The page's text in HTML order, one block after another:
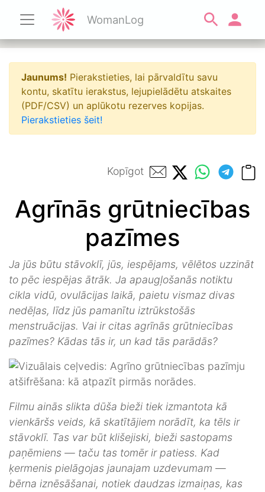
WomanLog
Jaunums! Pierakstieties, lai pārvaldītu savu
kontu, skatītu ierakstus, lejupielādētu atskaites
(PDF/CSV) un aplūkotu rezerves kopijas.
Pierakstieties šeit!
Kopīgot
Agrīnās grūtniecības
pazīmes
Ja jūs būtu stāvoklī, jūs, iespējams, vēlētos uzzināt
to pēc iespējas ātrāk. Ja apaugļošanās notiktu
cikla vidū, ovulācijas laikā, paietu vismaz divas
nedēļas, līdz jūs pamanītu iztrūkstošās
menstruācijas. Vai ir citas agrīnās grūtniecības
pazīmes? Kādas tās ir, un kad tās parādās?
Filmu ainās slikta dūša bieži tiek izmantota kā
vienkāršs veids, kā skatītājiem norādīt, ka tēls ir
stāvoklī. Tas var būt klišejiski, bieži sastopams
paņēmiens — taču tas tomēr ir patiess. Kad
ķermenis pielāgojas jaunajam uzdevumam —
bērna iznēsāšanai, notiek daudzas izmaiņas, kas